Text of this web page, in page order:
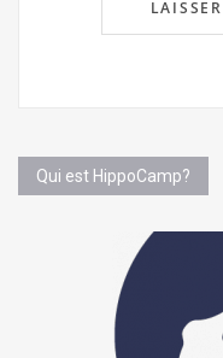
Qui est HippoCamp?